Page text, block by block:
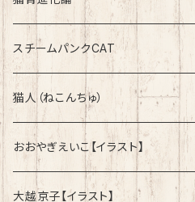
綿100%ノーマルタイプ
速乾ドライタイプ
綿100%ノーマルタイプ
スチームパンクCAT
綿100%ノーマルタイプ
猫人（ねこんちゅ）
おおやぎえいこ【イラスト】
大越京子【イラスト】